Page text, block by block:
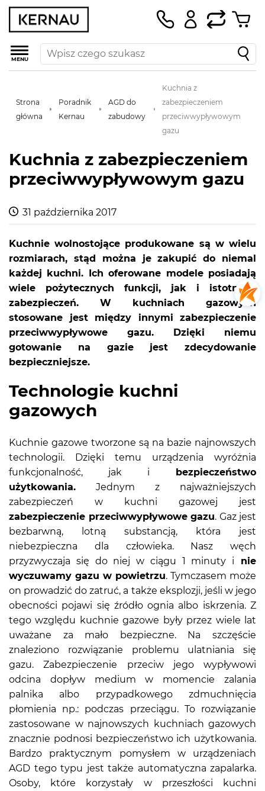
MENU
Strona
główna
Poradnik
Kernau
AGD do
zabudowy
Kuchnia z
zabezpieczeniem
przeciwwypływowym
gazu
Kuchnia z zabezpieczeniem
przeciwwypływowym gazu
31 października 2017
Kuchnie wolnostojące produkowane są w wielu
rozmiarach, stąd można je zakupić do niemal
każdej kuchni. Ich oferowane modele posiadają
wiele pożytecznych funkcji, jak i istotnych
zabezpieczeń. W kuchniach gazowych
stosowane jest między innymi zabezpieczenie
przeciwwypływowe gazu. Dzięki niemu
gotowanie na gazie jest zdecydowanie
bezpieczniejsze.
Technologie kuchni
gazowych
Kuchnie gazowe tworzone są na bazie najnowszych
technologii. Dzięki temu urządzenia wyróżnia
funkcjonalność, jak i bezpieczeństwo
użytkowania. Jednym z najważniejszych
zabezpieczeń w kuchni gazowej jest
zabezpieczenie przeciwwypływowe gazu. Gaz jest
bezbarwną, lotną substancją, która jest
niebezpieczna dla człowieka. Nasz węch
przyzwyczaja się do niej w ciągu 1 minuty i nie
wyczuwamy gazu w powietrzu. Tymczasem może
on prowadzić do zatruć, a także eksplozji, jeśli w jego
obecności pojawi się źródło ognia albo iskrzenia. Z
tego względu kuchnie gazowe były przez wiele lat
uważane za mało bezpieczne. Na szczęście
znaleziono rozwiązanie problemu ulatniania się
gazu. Zabezpieczenie przeciw jego wypływowi
odcina dopływ medium w momencie zalania
palnika albo przypadkowego zdmuchnięcia
płomienia np.: podczas przeciągu. To rozwiązanie
zastosowane w najnowszych kuchniach gazowych
znacznie podnosi bezpieczeństwo ich użytkowania.
Bardzo praktycznym pomysłem w urządzeniach
AGD tego typu jest także automatyczna zapalarka.
Osoby, które korzystały w przeszłości kuchni